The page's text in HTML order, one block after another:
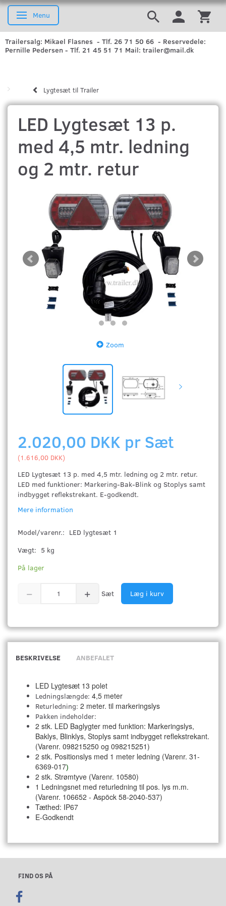
Skifte navigation
Menu
Trailersalg: Mikael Flasnes - Tlf. 26 71 50 66 - Reservedele:
Pernille Pedersen - Tlf. 21 45 51 71 Mail: trailer@mail.dk
Lygtesæt til Trailer
LED Lygtesæt 13 p.
med 4,5 mtr. ledning
og 2 mtr. retur
Zoom
2.020,00 DKK pr Sæt
(1.616,00 DKK)
LED Lygtesæt 13 p. med 4,5 mtr. ledning og 2 mtr. retur.
LED med funktioner: Markering-Bak-Blink og Stoplys samt
indbygget reflekstrekant. E-godkendt.
Mere information
Model/varenr.: LED lygtesæt 1
Vægt: 5 kg
På lager
Sæt Læg i kurv
BESKRIVELSE ANBEFALET
LED Lygtesæt 13 polet
Ledningslængde: 4,5 meter
Returledning: 2 meter. til markeringslys
Pakken indeholder:
2 stk. LED Baglygter med funktion: Markeringslys,
Baklys, Blinklys, Stoplys samt indbygget reflekstrekant.
(Varenr. 098215250 og 098215251)
2 stk. Positionslys med 1 meter ledning (Varenr. 31-
6369-017)
2 stk. Strømtyve (Varenr. 10580)
1 Ledningsnet med returledning til pos. lys m.m.
(Varenr. 106652 - Aspöck 58-2040-537)
Tæthed: IP67
E-Godkendt
FIND OS PÅ